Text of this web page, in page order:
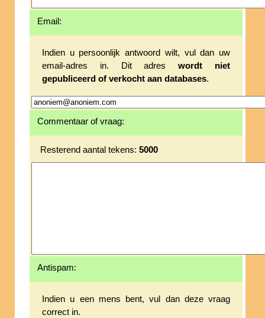
Email:
Indien u persoonlijk antwoord wilt, vul dan uw
email-adres in. Dit adreswordt niet
gepubliceerd of verkocht aan databases.
Commentaar of vraag:
Resterend aantal tekens: 5000
Antispam:
Indien u een mens bent, vul dan deze vraag
correct in.